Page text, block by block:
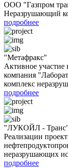
ООО "Газпром
Неразрушающий
подробнее
"Метафракс"
Активное участие
компания
комплекс
подробнее
"ЛУКОЙЛ -
Реализации
неразрушающих
подробнее